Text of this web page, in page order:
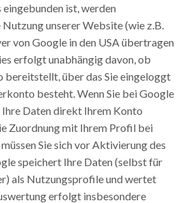
ist, werden
unserer Website (wie z.B.
von Google in den USA übertragen
erfolgt unabhängig davon, ob
über das Sie eingeloggt
besteht. Wenn Sie bei Google
Daten direkt Ihrem Konto
Zuordnung mit Ihrem Profil bei
Sie sich vor Aktivierung des
speichert Ihre Daten (selbst für
als Nutzungsprofile und wertet
erfolgt insbesondere